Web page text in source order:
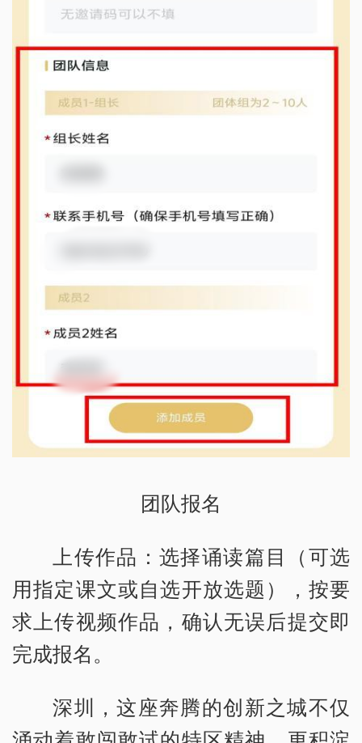
团队报名
上传作品：选择诵读篇目（可选
用指定课文或自选开放选题），按要
求上传视频作品，确认无误后提交即
完成报名。
深圳，这座奔腾的创新之城不仅